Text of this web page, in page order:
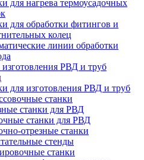
для нагрева термоусадочных
для обработки фитингов и
колец
линии обработки
РВД и труб
для изготовления РВД и труб
станки
станки для РВД
станки для РВД
отрезные станки
стенды
станки